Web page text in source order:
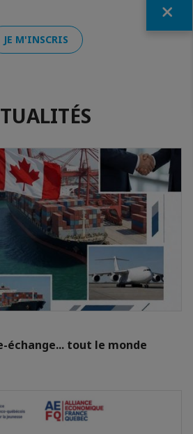
JE M'INSCRIS
échange... tout le monde